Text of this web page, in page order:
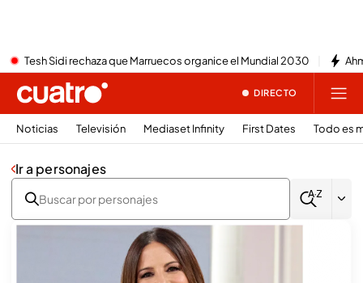
Tesh Sidi rechaza que Marruecos organice el Mundial 2030
DIRECTO
Noticias Televisión Mediaset Infinity First Dates Todo es
Ir a personajes